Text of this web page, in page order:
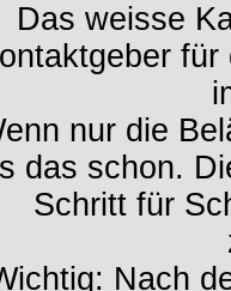
Das weisse
nur die
das schon.
Schritt für
Nach